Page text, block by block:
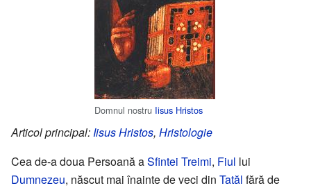
Domnul nostru Iisus Hristos
Articol principal: Iisus Hristos, Hristologie
Cea de-a doua Persoană aSfintei Treimi, Fiul lui
Dumnezeu, născut mai înainte de veci din Tatăl fără de